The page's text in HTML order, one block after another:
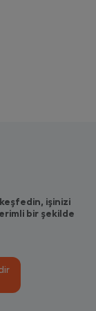
keşfedin, işinizi
bir şekilde